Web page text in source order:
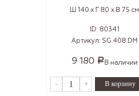
Ш 140 x Г 80 x В 75 см
ID: 80341
Артикул: SG.408.DM
9 180 Р В наличии
- +